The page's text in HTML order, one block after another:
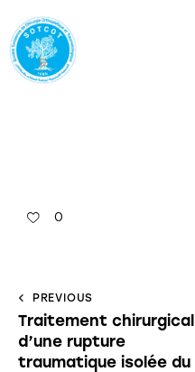
0
PREVIOUS
Traitement chirurgical
d’une rupture
traumatique isolée du